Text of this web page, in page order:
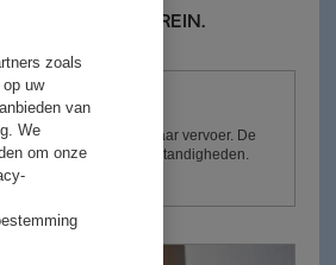
DE FERRY & TREIN.
voorzet met het openbaar vervoer. De
buitengewone omstandigheden.
zoals
uw
van
We
om onze